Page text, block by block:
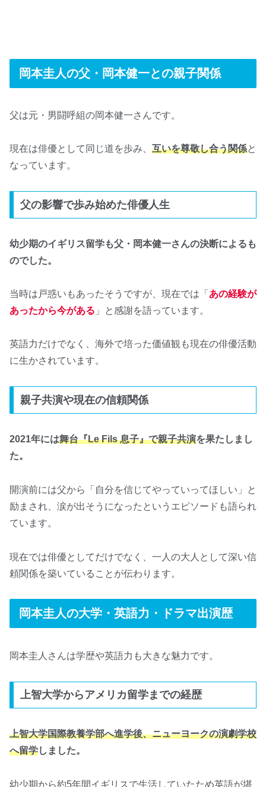
岡本圭人の父・岡本健一との親子関係
父は元・男闘呼組の岡本健一さんです。
現在は俳優として同じ道を歩み、 互いを尊敬し合う関係と
なっています。
父の影響で歩み始めた俳優人生
幼少期のイギリス留学も父・岡本健一さんの決断によるも
のでした。
当時は戸惑いもあったそうですが、現在では「 あの経験が
あったから今がある 」と感謝を語っています。
英語力だけでなく、海外で培った価値観も現在の俳優活動
に生かされています。
親子共演や現在の信頼関係
2021年には舞台『Le Fils 息子』で親子共演を果たしまし
た。
開演前には父から「自分を信じてやっていってほしい」と
励まされ、涙が出そうになったというエピソードも語られ
ています。
現在では俳優としてだけでなく、一人の大人として深い信
頼関係を築いていることが伝わります。
岡本圭人の大学・英語力・ドラマ出演歴
岡本圭人さんは学歴や英語力も大きな魅力です。
上智大学からアメリカ留学までの経歴
上智大学国際教養学部へ進学後、ニューヨークの演劇学校
へ留学しました。
幼少期から約5年間イギリスで生活していたため英語が堪